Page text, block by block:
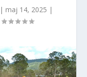
| maj 14, 2025 |